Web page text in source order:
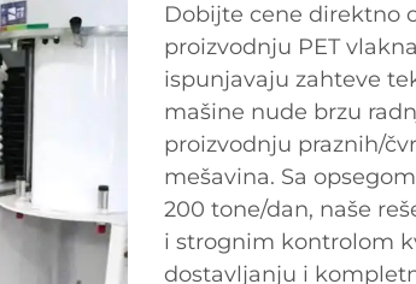
Dobijte cene direktno
proizvodnju PET
ispunjavaju zahteve
mašine nude brzu
proizvodnju praznih/
mešavina. Sa
200 tone/dan, naše
i strognim kontrolom
dostavljanju i